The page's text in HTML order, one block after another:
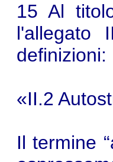
15 Al
l'allegato
definizioni:
«II.2
Il termine